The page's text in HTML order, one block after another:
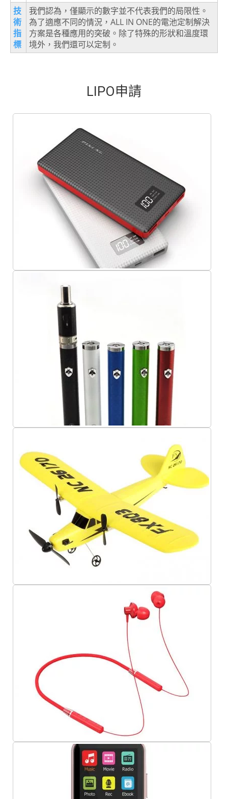
技
術
指
標
我們認為，僅顯示的數字並不代表我們的局限性。
為了適應不同的情況，ALL IN ONE的電池定制解決
方案是各種應用的突破。除了特殊的形狀和溫度環
境外，我們還可以定制。
LIPO申請